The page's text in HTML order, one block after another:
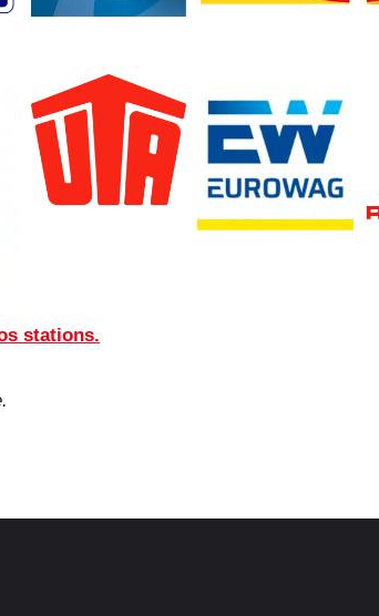
stations.